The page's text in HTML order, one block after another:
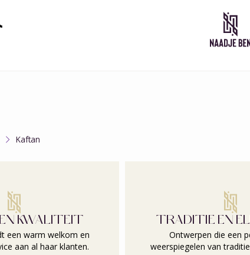
Kaftan
KWALITEIT
een warm welkom en
aan al haar klanten.
TRADITIE EN
Ontwerpen die een
weerspiegelen van